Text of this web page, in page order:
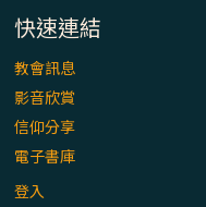
快速連結
教會訊息
影音欣賞
信仰分享
電子書庫
登入